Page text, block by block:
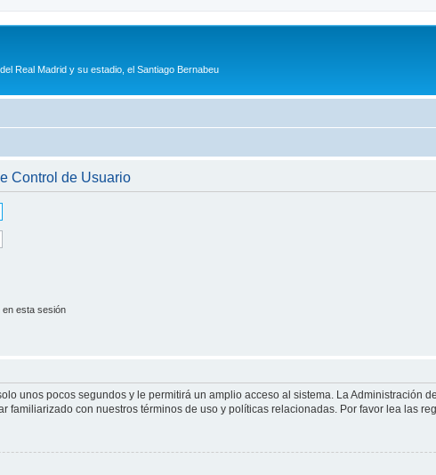
Real Madrid y su estadio, el Santiago Bernabeu
Control de Usuario
en esta sesión
unos pocos segundos y le permitirá un amplio acceso al sistema. La Administración
familiarizado con nuestros términos de uso y políticas relacionadas. Por favor lea las